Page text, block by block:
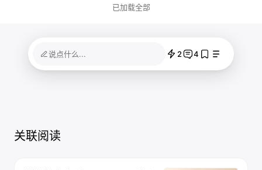
已加载全部
说点什么... 2 4
关联阅读